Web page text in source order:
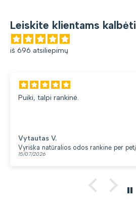
Leiskite klientams
iš 696 atsiliepimų
Puiki, talpi rankinė.
Vytautas V.
Vyriška natūralios odos rankinė per
15/07/2026